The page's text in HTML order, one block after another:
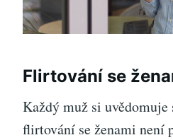
Flirtování se
Každý muž si uvědomuje
flirtování se ženami není